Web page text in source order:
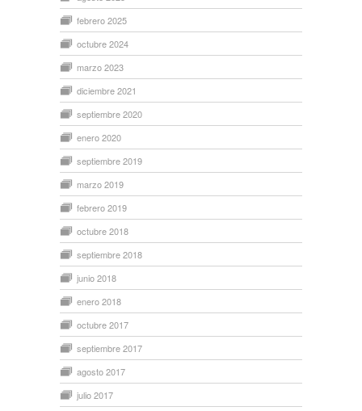
febrero 2025
octubre 2024
marzo 2023
diciembre 2021
septiembre 2020
enero 2020
septiembre 2019
marzo 2019
febrero 2019
octubre 2018
septiembre 2018
junio 2018
enero 2018
octubre 2017
septiembre 2017
agosto 2017
julio 2017